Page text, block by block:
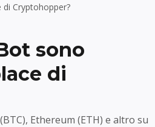
Cryptohopper?
sono
di
Ethereum (ETH) e altro su